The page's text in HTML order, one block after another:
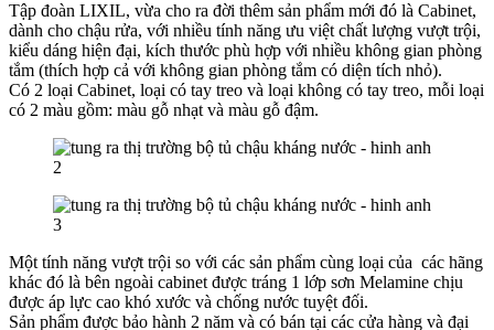
Tập đoàn LIXIL, vừa cho ra đời thêm sản phẩm mới đó là Cabinet,
dành cho chậu rửa, với nhiều tính năng ưu việt chất lượng vượt trội,
kiểu dáng hiện đại, kích thước phù hợp với nhiều không gian phòng
tắm (thích hợp cả với không gian phòng tắm có diện tích nhỏ).
Có 2 loại Cabinet, loại có tay treo và loại không có tay treo, mỗi loại
có 2 màu gồm: màu gỗ nhạt và màu gỗ đậm.
Một tính năng vượt trội so với các sản phẩm cùng loại của các hãng
khác đó là bên ngoài cabinet được tráng 1 lớp sơn Melamine chịu
được áp lực cao khó xước và chống nước tuyệt đối.
Sản phẩm được bảo hành 2 năm và có bán tại các cửa hàng và đại